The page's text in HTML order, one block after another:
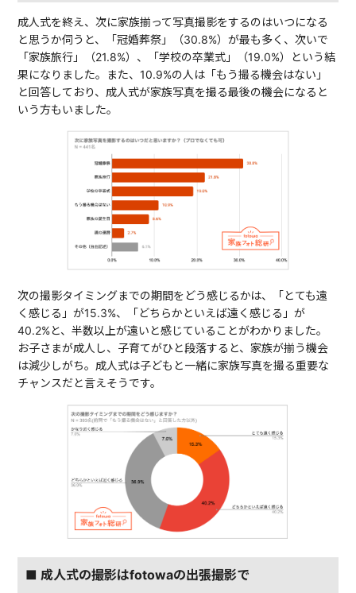
成人式を終え、次に家族揃って写真撮影をするのはいつになる
と思うか伺うと、「冠婚葬祭」（30.8%）が最も多く、次いで
「家族旅行」（21.8%）、「学校の卒業式」（19.0%）という結
果になりました。また、10.9%の人は「もう撮る機会はない」
と回答しており、成人式が家族写真を撮る最後の機会になると
いう方もいました。
次の撮影タイミングまでの期間をどう感じるかは、「とても遠
く感じる」が15.3%、「どちらかといえば遠く感じる」が
40.2%と、半数以上が遠いと感じていることがわかりました。
お子さまが成人し、子育てがひと段落すると、家族が揃う機会
は減少しがち。成人式は子どもと一緒に家族写真を撮る重要な
チャンスだと言えそうです。
■ 成人式の撮影はfotowaの出張撮影で